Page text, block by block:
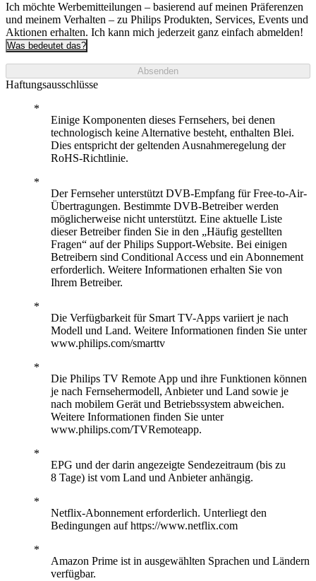
Ich möchte Werbemitteilungen – basierend auf meinen Präferenzen
und meinem Verhalten – zu Philips Produkten, Services, Events und
Aktionen erhalten. Ich kann mich jederzeit ganz einfach abmelden!
Was bedeutet das?
Absenden
Haftungsausschlüsse
Einige Komponenten dieses Fernsehers, bei denen
technologisch keine Alternative besteht, enthalten Blei.
Dies entspricht der geltenden Ausnahmeregelung der
RoHS-Richtlinie.
Der Fernseher unterstützt DVB-Empfang für Free-to-Air-
Übertragungen. Bestimmte DVB-Betreiber werden
möglicherweise nicht unterstützt. Eine aktuelle Liste
dieser Betreiber finden Sie in den „Häufig gestellten
Fragen“ auf der Philips Support-Website. Bei einigen
Betreibern sind Conditional Access und ein Abonnement
erforderlich. Weitere Informationen erhalten Sie von
Ihrem Betreiber.
Die Verfügbarkeit für Smart TV-Apps variiert je nach
Modell und Land. Weitere Informationen finden Sie unter
www.philips.com/smarttv
Die Philips TV Remote App und ihre Funktionen können
je nach Fernsehermodell, Anbieter und Land sowie je
nach mobilem Gerät und Betriebssystem abweichen.
Weitere Informationen finden Sie unter
www.philips.com/TVRemoteapp.
EPG und der darin angezeigte Sendezeitraum (bis zu
8 Tage) ist vom Land und Anbieter anhängig.
Netflix-Abonnement erforderlich. Unterliegt den
Bedingungen auf https://www.netflix.com
Amazon Prime ist in ausgewählten Sprachen und Ländern
verfügbar.